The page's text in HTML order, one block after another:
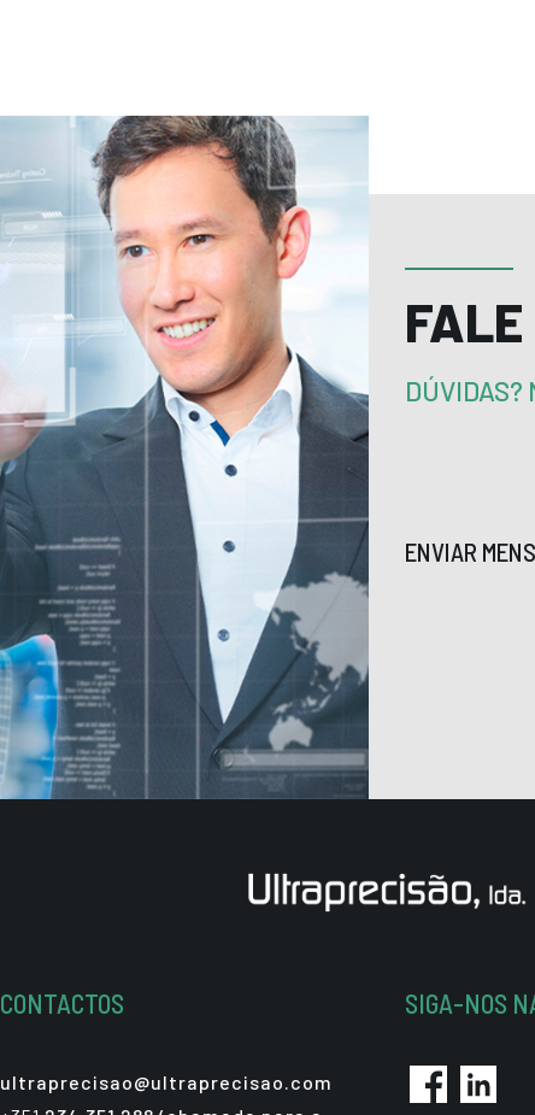
FALE
DÚVIDAS?
ENVIAR
CONTACTOS
ultraprecisao@ultraprecisao.com
SIGA-NOS